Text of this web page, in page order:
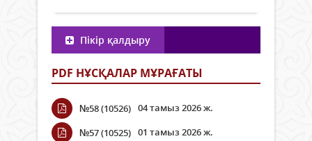
Пікір қалдыру
PDF НҰСҚАЛАР МҰРАҒАТЫ
№58 (10526) 04 тамыз 2026 ж.
№57 (10525) 01 тамыз 2026 ж.